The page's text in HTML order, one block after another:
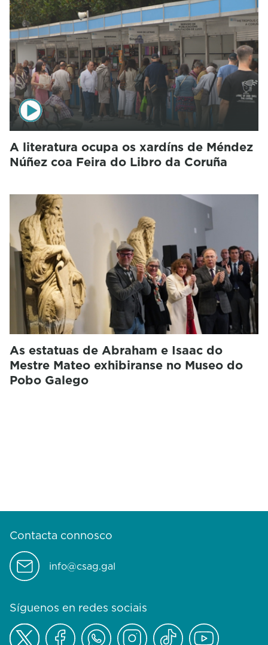
A literatura ocupa os xardíns de Méndez
Núñez coa Feira do Libro da Coruña
As estatuas de Abraham e Isaac do
Mestre Mateo exhibiranse no Museo do
Pobo Galego
Contacta connosco
info@csag.gal
Síguenos en redes sociais